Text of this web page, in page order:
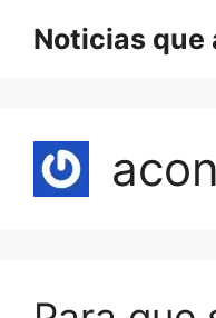
Noticias que